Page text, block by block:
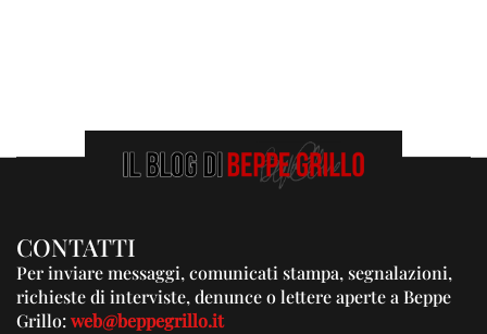
CONTATTI
Per inviare messaggi, comunicati stampa, segnalazioni,
richieste di interviste, denunce o lettere aperte a Beppe
Grillo:web@beppegrillo.it